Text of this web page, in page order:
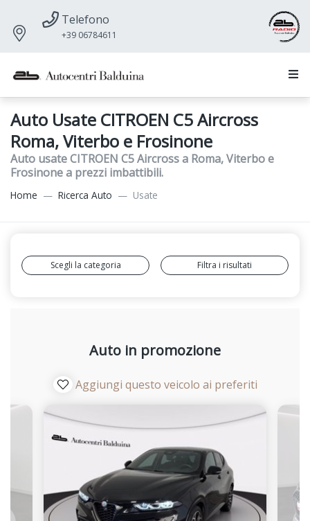
Telefono
+39 06784611
Auto Usate CITROEN C5 Aircross
Roma, Viterbo e Frosinone
Auto usate CITROEN C5 Aircross a Roma, Viterbo e
Frosinone a prezzi imbattibili.
Home Ricerca Auto Usate
Scegli la categoria Filtra i risultati
Auto in promozione
Aggiungi questo veicolo ai preferiti